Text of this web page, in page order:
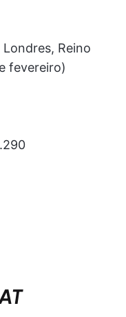
Reino
fevereiro)